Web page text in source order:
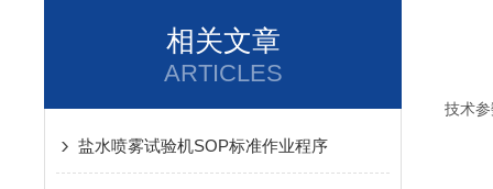
相关文章
ARTICLES
盐水喷雾试验机SOP标准作业程序
技术